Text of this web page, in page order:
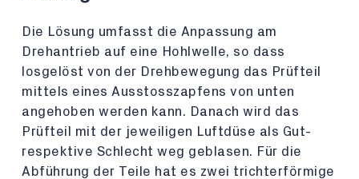
Die Lösung umfasst die Anpassung am
Drehantrieb auf eine Hohlwelle, so dass
losgelöst von der Drehbewegung das Prüfteil
mittels eines Ausstosszapfens von unten
angehoben werden kann. Danach wird das
Prüfteil mit der jeweiligen Luftdüse als Gut-
respektive Schlecht weg geblasen. Für die
Abführung der Teile hat es zwei trichterförmige